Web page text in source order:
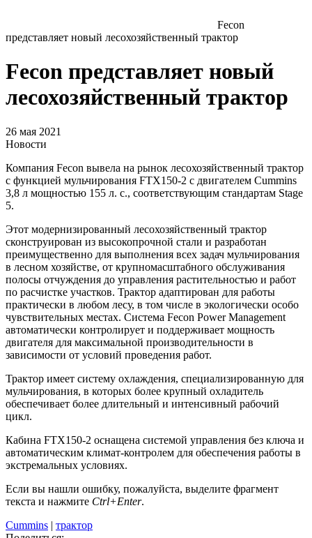
Fecon
представляет новый лесохозяйственный трактор
Fecon представляет новый
лесохозяйственный трактор
26 мая 2021
Новости
Компания Fecon вывела на рынок лесохозяйственный трактор
с функцией мульчирования FTX150-2 с двигателем Cummins
3,8 л мощностью 155 л. с., соответствующим стандартам Stage
5.
Этот модернизированный лесохозяйственный трактор
сконструирован из высокопрочной стали и разработан
преимущественно для выполнения всех задач мульчирования
в лесном хозяйстве, от крупномасштабного обслуживания
полосы отчуждения до управления растительностью и работ
по расчистке участков. Трактор адаптирован для работы
практически в любом лесу, в том числе в экологически особо
чувствительных местах. Система Fecon Power Management
автоматически контролирует и поддерживает мощность
двигателя для максимальной производительности в
зависимости от условий проведения работ.
Трактор имеет систему охлаждения, специализированную для
мульчирования, в которых более крупный охладитель
обеспечивает более длительный и интенсивный рабочий
цикл.
Кабина FTX150-2 оснащена системой управления без ключа и
автоматическим климат-контролем для обеспечения работы в
экстремальных условиях.
Если вы нашли ошибку, пожалуйста, выделите фрагмент
текста и нажмите Ctrl+Enter.
Cummins | трактор